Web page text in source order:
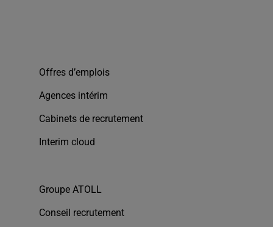
Offres d’emplois
Agences intérim
Cabinets de recrutement
Interim cloud
Groupe ATOLL
Conseil recrutement